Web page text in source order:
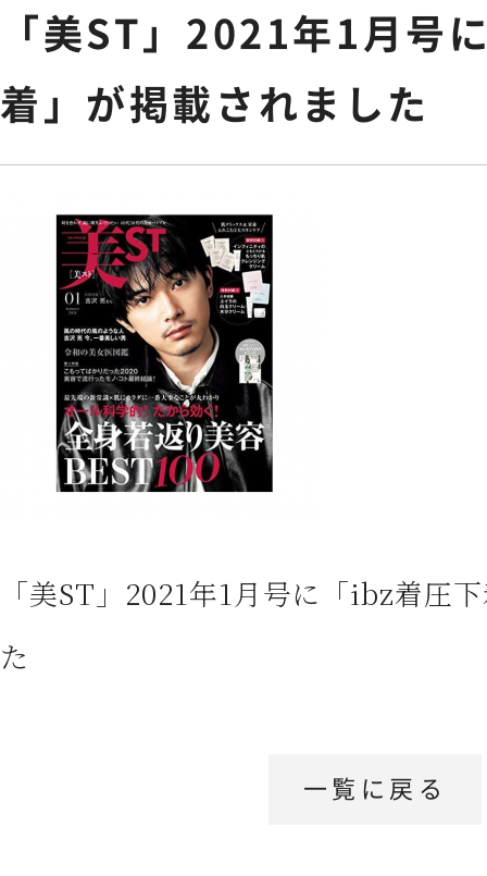
NEWSお知らせ
SHOPPING GUIDE
FAQよくあるご質問
CONTACTお問い合わせ
「美ST」2021年1月号
着」が掲載されました
「美ST」2021年1月号に「ibz着圧
た
一覧に戻る